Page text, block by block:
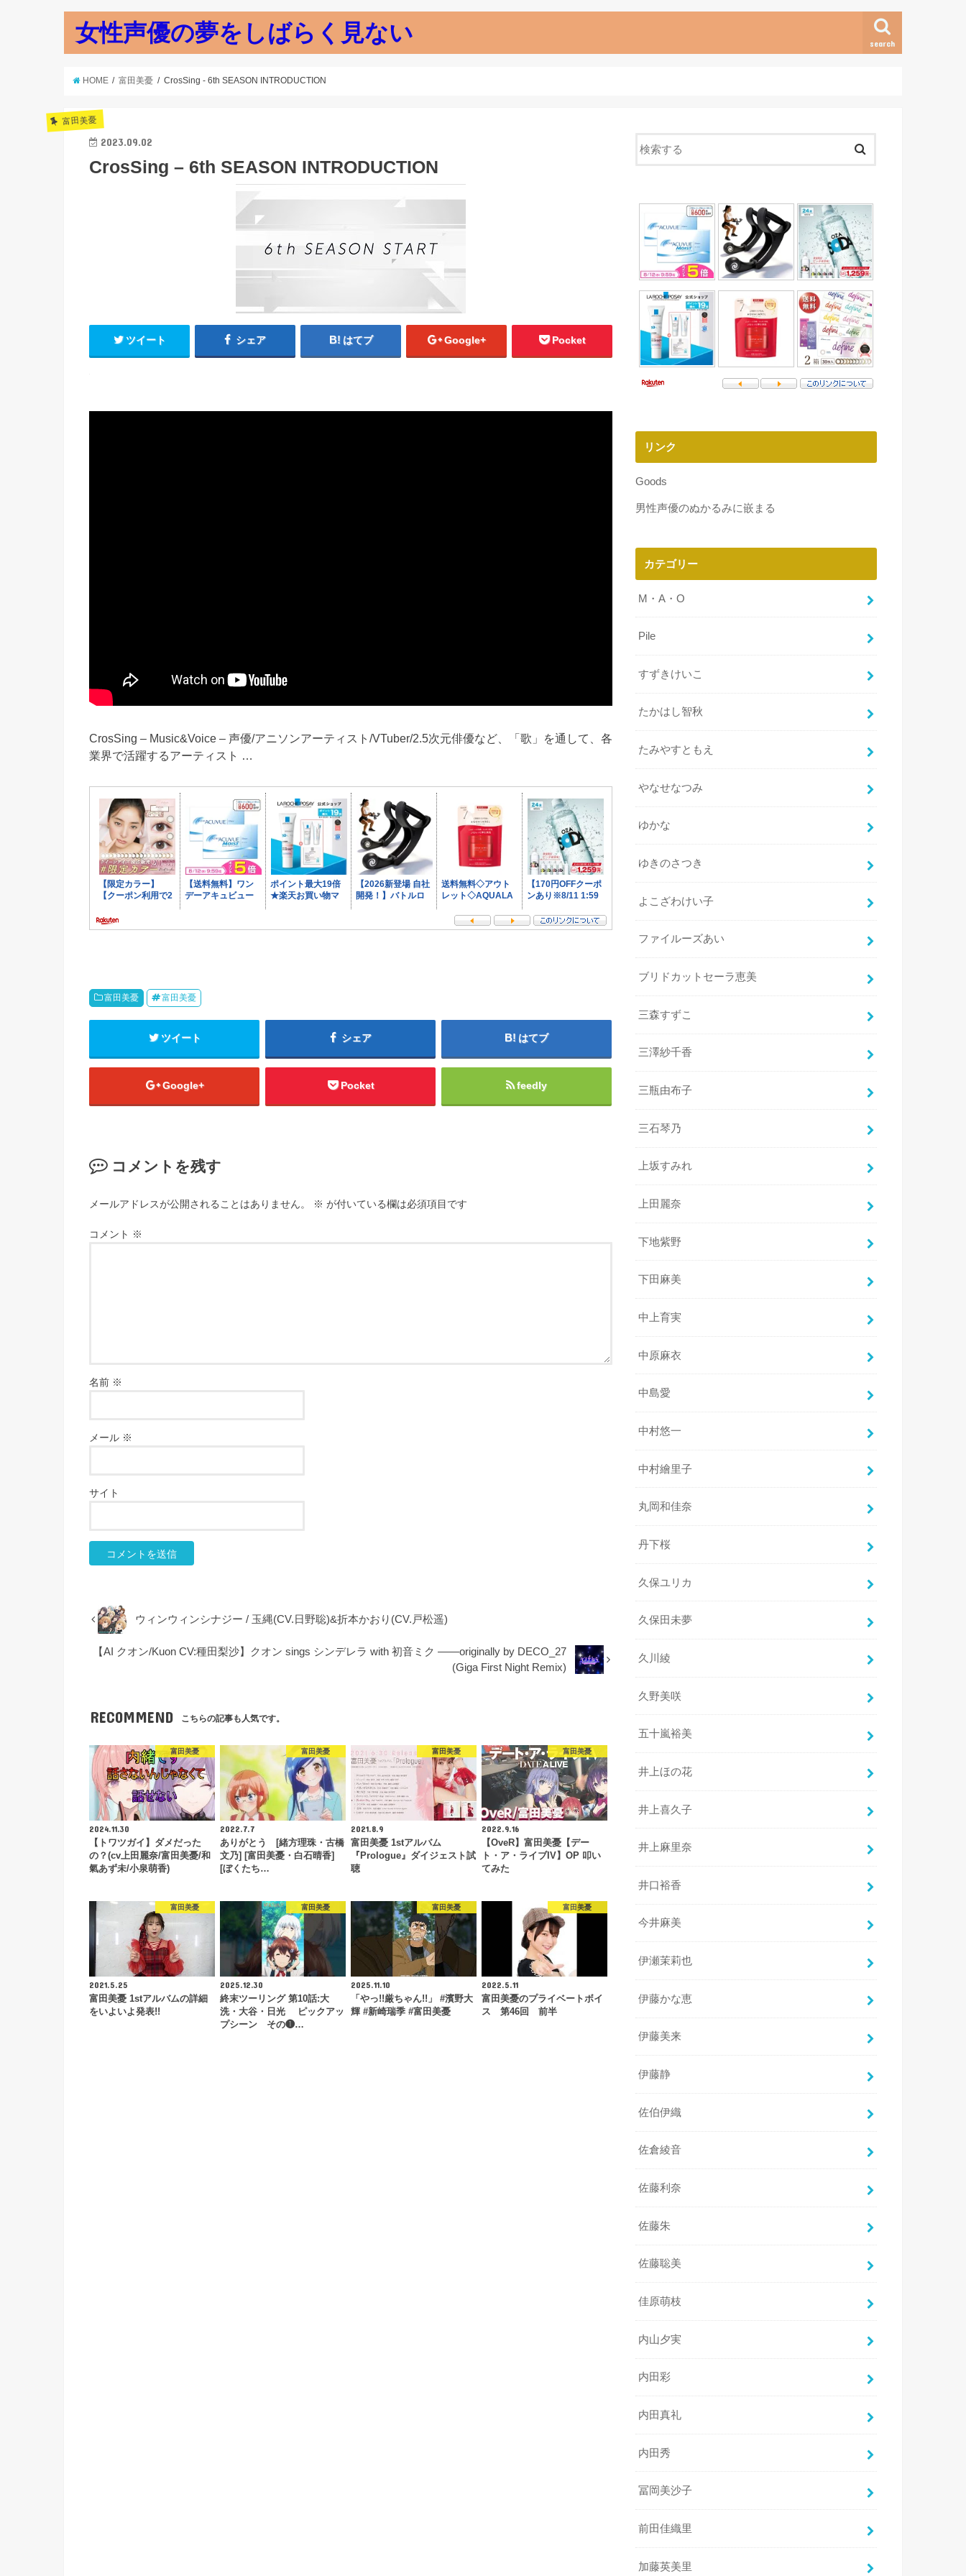
女性声優の夢をしばらく見ない search
HOME 富田美憂 CrosSing - 6th SEASON INTRODUCTION
富田美憂
2023.09.02
CrosSing – 6th SEASON INTRODUCTION
ツイート シェア はてブ Google+ Pocket
CrosSing – Music&Voice – 声優/アニソンアーティスト/VTuber/2.5次元俳優など、「歌」を通して、各
業界で活躍するアーティスト …
富田美憂 富田美憂
ツイート シェア はてブ
Google+ Pocket feedly
コメントを残す
メールアドレスが公開されることはありません。 ※ が付いている欄は必須項目です
コメント ※
名前 ※
メール ※
サイト
ウィンウィンシナジー / 玉縄(CV.日野聡)&折本かおり(CV.戸松遥)
【AI クオン/Kuon CV:種田梨沙】クオン sings シンデレラ with 初音ミク ——originally by DECO_27
(Giga First Night Remix)
RECOMMEND こちらの記事も人気です。
富田美憂
2024.11.30
【トワツガイ】ダメだった
の？(cv上田麗奈/富田美憂/和
氣あず未/小泉萌香)
富田美憂
2022.7.7
ありがとう [緒方理珠・古橋
文乃] [富田美憂・白石晴香]
[ぼくたち…
富田美憂
2021.8.9
富田美憂 1stアルバム
『Prologue』ダイジェスト試
聴
富田美憂
2022.9.16
【OveR】富田美憂【デー
ト・ア・ライブIV】OP 叩い
てみた
富田美憂
2021.5.25
富田美憂 1stアルバムの詳細
をいよいよ発表!!
富田美憂
2025.12.30
終末ツーリング 第10話:大
洗・大谷・日光 ピックアッ
プシーン その❶…
富田美憂
2025.11.10
「やっ!!厳ちゃん!!」 #濱野大
輝 #新崎瑞季 #富田美憂
富田美憂
2022.5.11
富田美憂のプライベートボイ
ス 第46回 前半
リンク
Goods
男性声優のぬかるみに嵌まる
カテゴリー
M・A・O
Pile
すずきけいこ
たかはし智秋
たみやすともえ
やなせなつみ
ゆかな
ゆきのさつき
よこざわけい子
ファイルーズあい
ブリドカットセーラ恵美
三森すずこ
三澤紗千香
三瓶由布子
三石琴乃
上坂すみれ
上田麗奈
下地紫野
下田麻美
中上育実
中原麻衣
中島愛
中村悠一
中村繪里子
丸岡和佳奈
丹下桜
久保ユリカ
久保田未夢
久川綾
久野美咲
五十嵐裕美
井上ほの花
井上喜久子
井上麻里奈
井口裕香
今井麻美
伊瀬茉莉也
伊藤かな恵
伊藤美来
伊藤静
佐伯伊織
佐倉綾音
佐藤利奈
佐藤朱
佐藤聡美
佳原萌枝
内山夕実
内田彩
内田真礼
内田秀
冨岡美沙子
前田佳織里
加藤英美里